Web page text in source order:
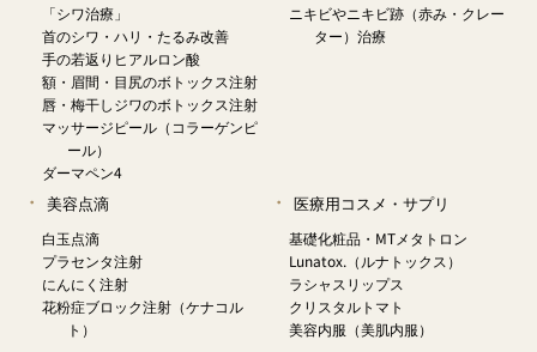
「シワ治療」
首のシワ・ハリ・たるみ改善
手の若返りヒアルロン酸
額・眉間・目尻のボトックス注射
唇・梅干しジワのボトックス注射
マッサージピール（コラーゲンピ
ール）
ダーマペン4
ニキビやニキビ跡（赤み・クレー
ター）治療
美容点滴
白玉点滴
プラセンタ注射
にんにく注射
花粉症ブロック注射（ケナコル
ト）
医療用コスメ・サプリ
基礎化粧品・MTメタトロン
Lunatox.（ルナトックス）
ラシャスリップス
クリスタルトマト
美容内服（美肌内服）